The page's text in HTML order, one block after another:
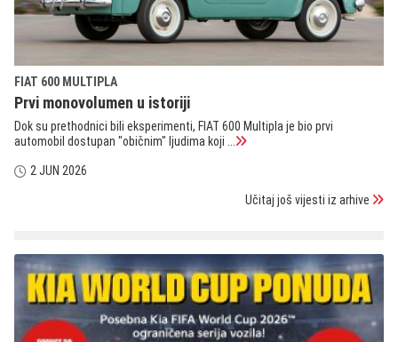
FIAT 600 MULTIPLA
Prvi monovolumen u istoriji
Dok su prethodnici bili eksperimenti, FIAT 600 Multipla je bio prvi
automobil dostupan "običnim" ljudima koji ...
2 JUN 2026
Učitaj još vijesti iz arhive